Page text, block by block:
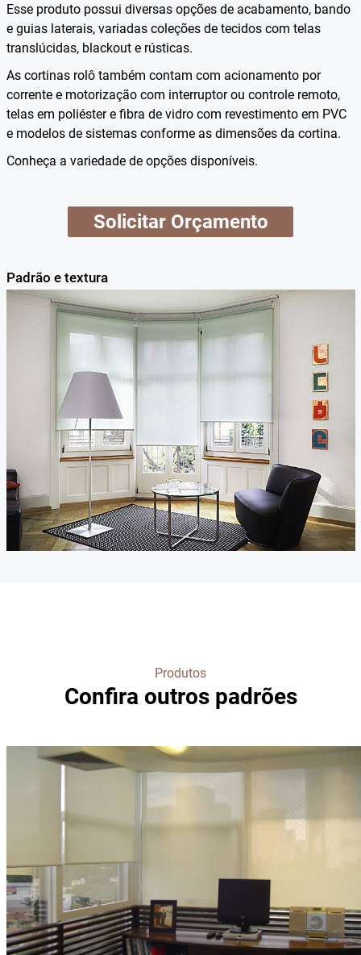
Esse produto possui diversas opções de acabamento, bando
e guias laterais, variadas coleções de tecidos com telas
translúcidas, blackout e rústicas.
As cortinas rolô também contam com acionamento por
corrente e motorização com interruptor ou controle remoto,
telas em poliéster e fibra de vidro com revestimento em PVC
e modelos de sistemas conforme as dimensões da cortina.
Conheça a variedade de opções disponíveis.
Solicitar Orçamento
Padrão e textura
Produtos
Confira outros padrões